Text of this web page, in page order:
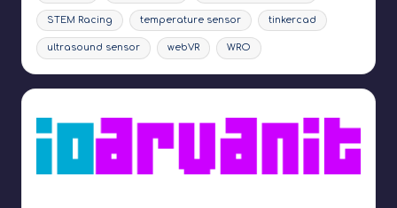
STEM Racing temperature sensor tinkercad
ultrasound sensor webVR WRO